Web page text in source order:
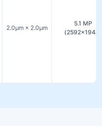
2.0µm × 2.0µm
5.1 MP
(2592×1944)